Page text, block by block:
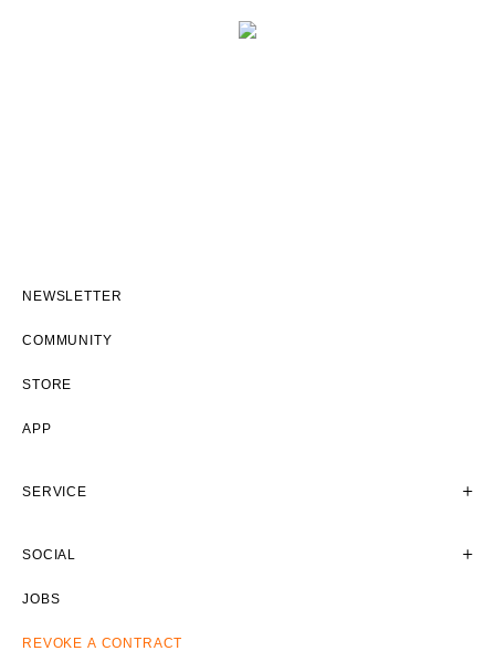
NEWSLETTER
COMMUNITY
STORE
APP
SERVICE
SOCIAL
JOBS
REVOKE A CONTRACT